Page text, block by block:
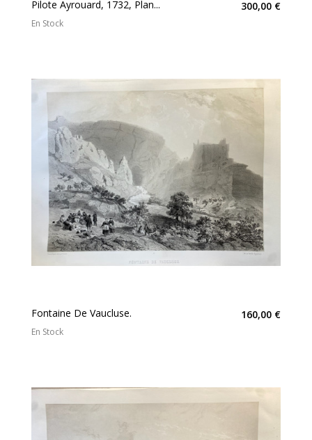
Pilote Ayrouard, 1732, Plan... 300,00 €
En Stock
Fontaine De Vaucluse. 160,00 €
En Stock